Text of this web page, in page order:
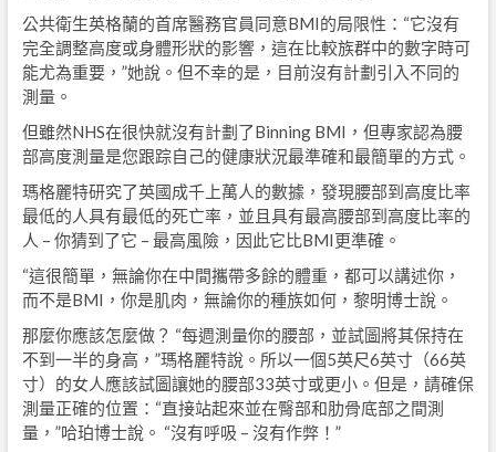
公共衛生英格蘭的首席醫務官員同意BMI的局限性：“它沒有
完全調整高度或身體形狀的影響，這在比較族群中的數字時可
能尤為重要，”她說。但不幸的是，目前沒有計劃引入不同的
測量。
但雖然NHS在很快就沒有計劃了Binning BMI，但專家認為腰
部高度測量是您跟踪自己的健康狀況最準確和最簡單的方式。
瑪格麗特研究了英國成千上萬人的數據，發現腰部到高度比率
最低的人具有最低的死亡率，並且具有最高腰部到高度比率的
人 – 你猜到了它 – 最高風險，因此它比BMI更準確。
“這很簡單，無論你在中間攜帶多餘的體重，都可以講述你，
而不是BMI，你是肌肉，無論你的種族如何，黎明博士說。
那麼你應該怎麼做？ “每週測量你的腰部，並試圖將其保持在
不到一半的身高，”瑪格麗特說。所以一個5英尺6英寸（66英
寸）的女人應該試圖讓她的腰部33英寸或更小。但是，請確保
測量正確的位置：“直接站起來並在臀部和肋骨底部之間測
量，”哈珀博士說。 “沒有呼吸 – 沒有作弊！”